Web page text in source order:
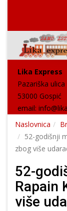
Lika Express
Pazariška ulica
53000 Gospić
email:
Naslovnica
52-godišnji
zbog više
52-
Rapain
više